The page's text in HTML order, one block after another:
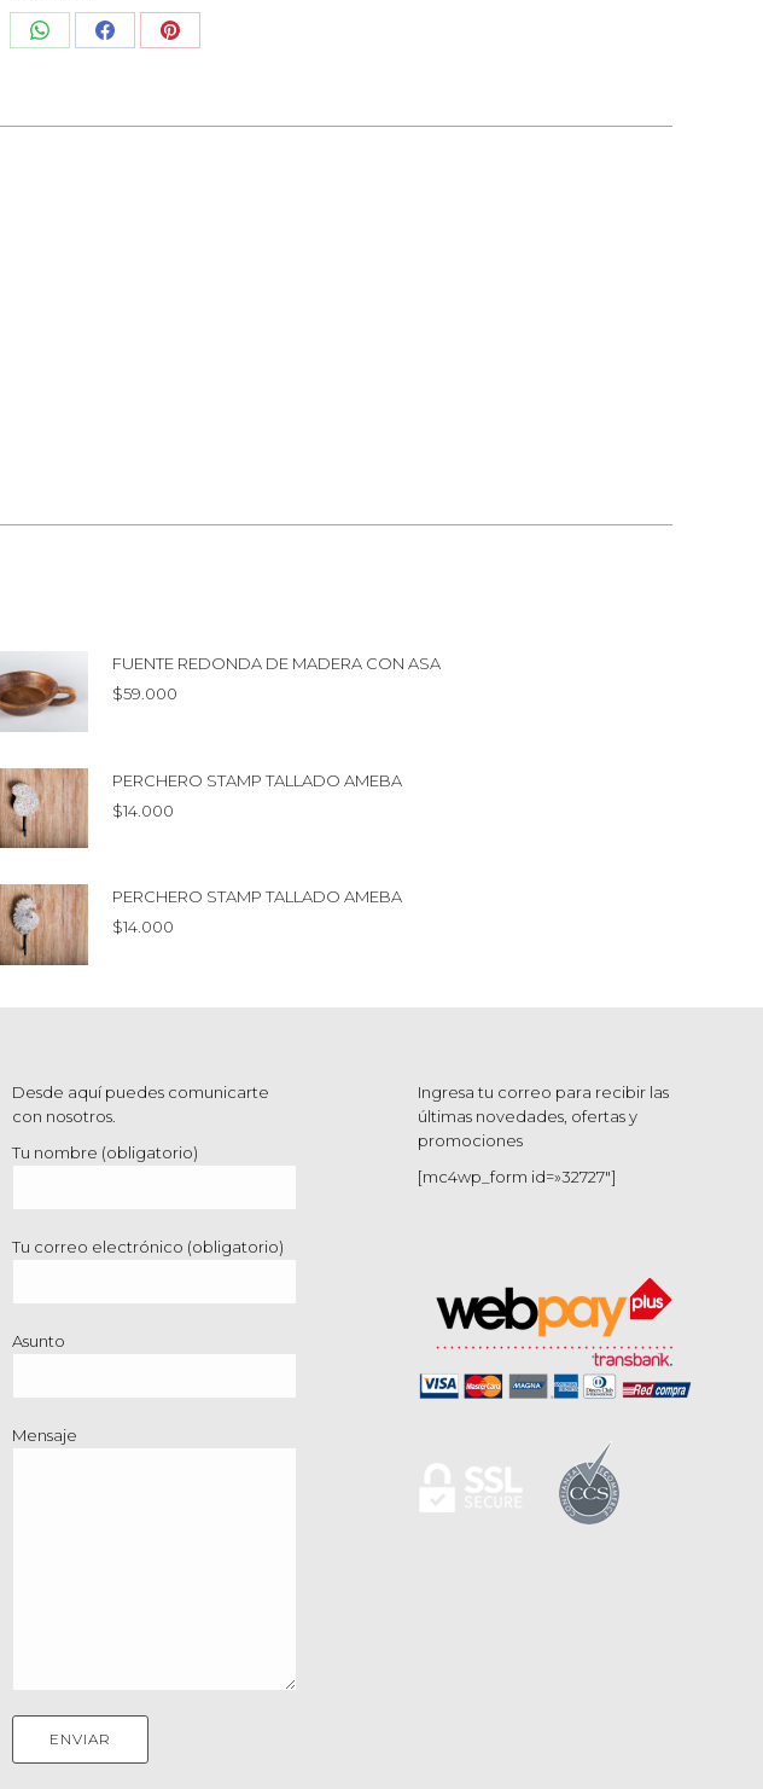
Share Share Share
FUENTE REDONDA DE MADERA CON ASA
$59.000
PERCHERO STAMP TALLADO AMEBA
$14.000
PERCHERO STAMP TALLADO AMEBA
$14.000
Desde aquí puedes comunicarte
con nosotros.
Tu nombre (obligatorio)
Tu correo electrónico (obligatorio)
Asunto
Mensaje
Ingresa tu correo para recibir las
últimas novedades, ofertas y
promociones
[mc4wp_form id=»32727″]